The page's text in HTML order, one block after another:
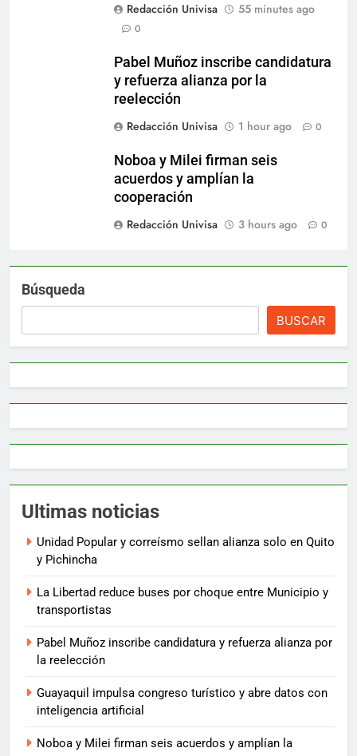
Redacción Univisa
55 minutes ago
0
Pabel Muñoz inscribe candidatura
y refuerza alianza por la
reelección
Redacción Univisa
1 hour ago 0
Noboa y Milei firman seis
acuerdos y amplían la
cooperación
Redacción Univisa
3 hours ago 0
Búsqueda
BUSCAR
Ultimas noticias
Unidad Popular y correísmo sellan alianza solo en Quito
y Pichincha
La Libertad reduce buses por choque entre Municipio y
transportistas
Pabel Muñoz inscribe candidatura y refuerza alianza por
la reelección
Guayaquil impulsa congreso turístico y abre datos con
inteligencia artificial
Noboa y Milei firman seis acuerdos y amplían la